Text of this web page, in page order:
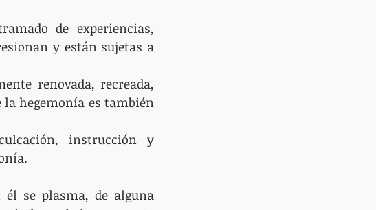
de experiencias,
y están sujetas a
renovada, recreada,
la hegemonía es también
instrucción y
se plasma, de alguna